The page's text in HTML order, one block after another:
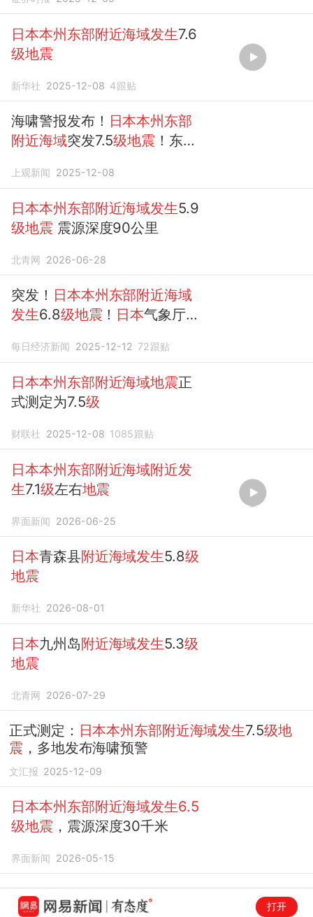
日本本州东部附近海域发生7.6
级地震
新华社 2025-12-08 4跟贴
海啸警报发布！ 日本本州东部
附近海域突发7.5级地震 ！东京
上观新闻 2025-12-08
日本本州东部附近海域发生5.9
级地震 震源深度90公里
北青网 2026-06-28
突发！ 日本本州东部附近海域
发生6.8级地震 ！ 日本气象厅
每日经济新闻 2025-12-12 72跟贴
日本本州东部附近海域地震正
式测定为7.5级
财联社 2025-12-08 1085跟贴
日本本州东部附近海域附近发
生7.1级左右地震
界面新闻 2026-06-25
日本青森县附近海域发生5.8级
地震
新华社 2026-08-01
日本九州岛附近海域发生5.3级
地震
北青网 2026-07-29
正式测定： 日本本州东部附近海域发生7.5级地
震 ，多地发布海啸预警
文汇报 2025-12-09
日本本州东部附近海域发生6.5
级地震 ，震源深度30千米
界面新闻 2026-05-15
打开